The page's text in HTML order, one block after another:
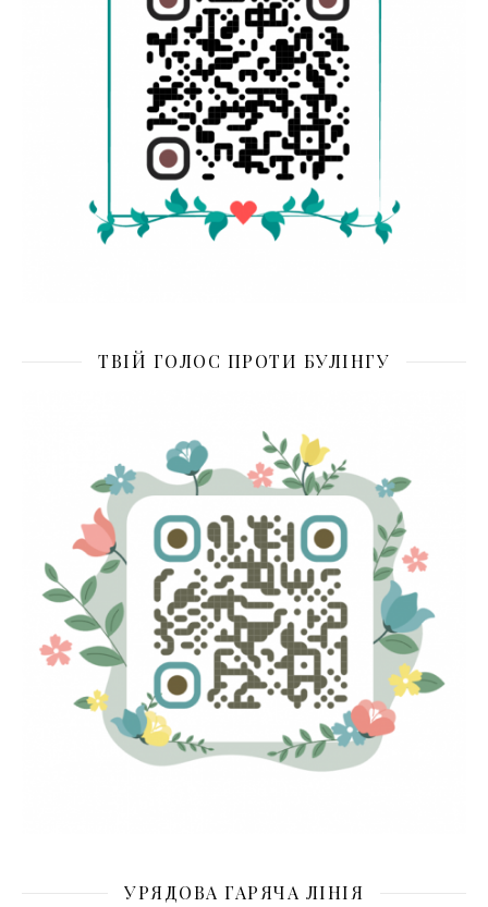
ТВІЙ ГОЛОС ПРОТИ БУЛІНГУ
УРЯДОВА ГАРЯЧА ЛІНІЯ